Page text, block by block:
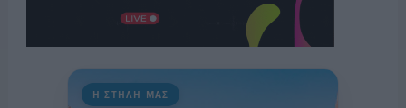
Η ΣΤΗΛΗ ΜΑΣ